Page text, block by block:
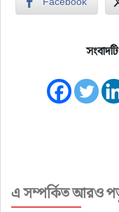
এ সম্পর্কিত আরও